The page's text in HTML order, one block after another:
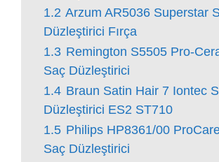
1.2 Arzum AR5036 Superstar
Düzleştirici Fırça
1.3 Remington S5505 Pro-
Saç Düzleştirici
1.4 Braun Satin Hair 7 Iontec
Düzleştirici ES2 ST710
1.5 Philips HP8361/00
Saç Düzleştirici